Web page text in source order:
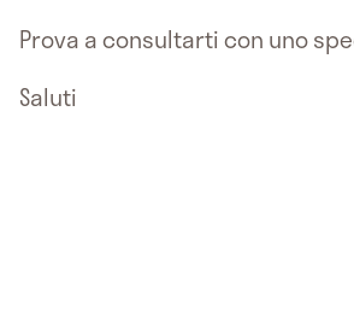
Prova a consultarti con uno
Saluti